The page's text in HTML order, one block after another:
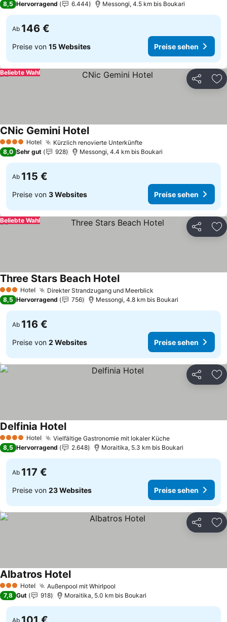
8,5 Hervorragend 6.444 Messongi, 4.5 km bis Boukari
Ab 146 €
Preise von 15 Websites Preise sehen
Teilen
Beliebte Wahl
4 Sterne Hotel Kürzlich renovierte Unterkünfte
CNic Gemini Hotel
8,0 Sehr gut 928 Messongi, 4.4 km bis Boukari
Ab 115 €
Preise von 3 Websites Preise sehen
Teilen
Beliebte Wahl
3 SterneHotel Direkter Strandzugang und Meerblick
Three Stars Beach Hotel
8,5 Hervorragend 756 Messongi, 4.8 km bis Boukari
Ab 116 €
Preise von 2 Websites Preise sehen
Teilen
4 Sterne Hotel Vielfältige Gastronomie mit lokaler Küche
Delfinia Hotel
8,5 Hervorragend 2.648 Moraitika, 5.3 km bis Boukari
Ab 117 €
Preise von 23 Websites Preise sehen
Teilen
3 SterneHotel Außenpool mit Whirlpool
Albatros Hotel
7,8 Gut 918 Moraitika, 5.0 km bis Boukari
Ab